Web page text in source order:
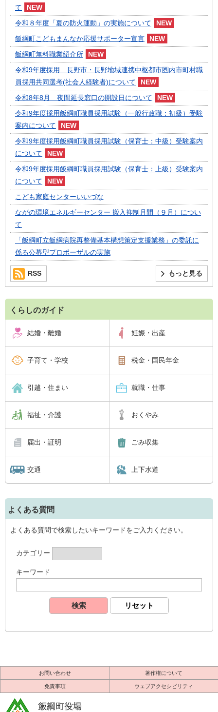
て
令和８年度「夏の防火運動」の実施について
飯綱町こどもまんなか応援サポーター宣言
飯綱町無料職業紹介所
令和9年度採用 長野市・長野地域連携中枢都市圏内市町村職
員採用共同選考(社会人経験者)について
令和8年8月 夜間延長窓口の開設日について
令和9年度採用飯綱町職員採用試験（一般行政職：初級）受験
案内について
令和9年度採用飯綱町職員採用試験（保育士：中級）受験案内
について
令和9年度採用飯綱町職員採用試験（保育士：上級）受験案内
について
こども家庭センターいいづな
ながの環境エネルギーセンター 搬入抑制月間（９月）につい
て
「飯綱町立飯綱病院再整備基本構想策定支援業務」の委託に
係る公募型プロポーザルの実施
もっと見る
RSS
くらしのガイド
結婚・離婚 妊娠・出産
子育て・学校 税金・国民年金
引越・住まい 就職・仕事
福祉・介護 おくやみ
届出・証明 ごみ収集
交通 上下水道
よくある質問
よくある質問で検索したいキーワードをご入力ください。
カテゴリー
キーワード
お問い合わせ 著作権について
免責事項 ウェブアクセシビリティ